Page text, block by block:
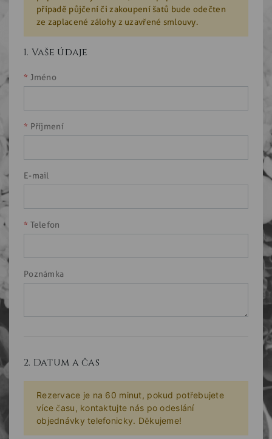
případě půjčení či zakoupení šatů bude odečten
ze zaplacené zálohy z uzavřené smlouvy.
1. Vaše údaje
Jméno
Příjmení
E-mail
Telefon
Poznámka
2. Datum a čas
Rezervace je na 60 minut, pokud potřebujete
více času, kontaktujte nás po odeslání
objednávky telefonicky. Děkujeme!